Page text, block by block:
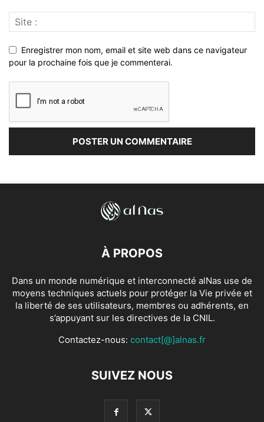
Enregistrer mon nom, email et site web dans ce navigateur
pour la prochaine fois que je commenterai.
À PROPOS
Dans un monde numérique et interconnecté alNas use de
moyens techniques actuels pour protéger la Vie privée et
la liberté de ses utilisateurs, membres ou adhérents, en
s’appuyant sur les directives de la CNIL.
Contactez-nous: contact[@]alnas.fr
SUIVEZ NOUS